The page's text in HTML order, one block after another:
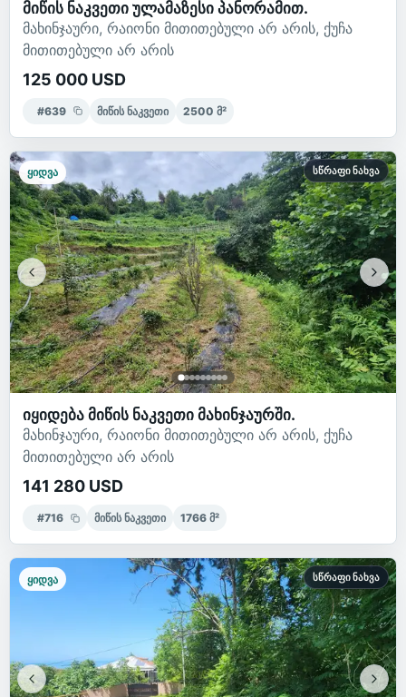
მიწის ნაკვეთი ულამაზესი პანორამით.
მახინჯაური, რაიონი მითითებული არ არის, ქუჩა
მითითებული არ არის
125 000 USD
#639 მიწის ნაკვეთი 2500 მ²
ყიდვა სწრაფი ნახვა
იყიდება მიწის ნაკვეთი მახინჯაურში.
მახინჯაური, რაიონი მითითებული არ არის, ქუჩა
მითითებული არ არის
141 280 USD
#716 მიწის ნაკვეთი 1766 მ²
ყიდვა სწრაფი ნახვა